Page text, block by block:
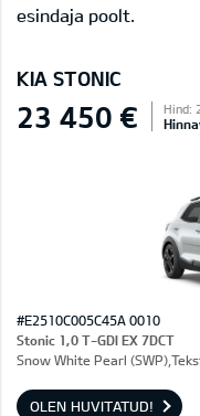
esindaja poolt.
KIA STONIC
23 450 € Hind:
#E2510C005C45A 0010
Stonic 1,0 T-GDI EX 7DCT
Snow White Pearl
OLEN HUVITATUD!